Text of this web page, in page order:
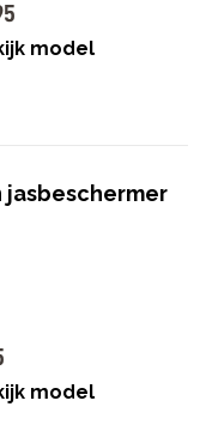
model
jasbeschermer
model